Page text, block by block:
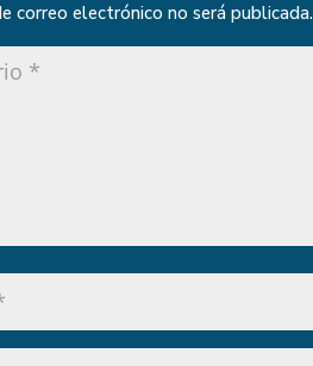
correo electrónico no será publicada.